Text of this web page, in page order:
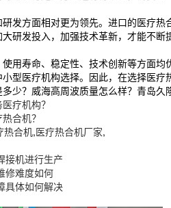
方面相对更为领先。进口的医疗热
研发投入，加强技术革新，才能不断
寿命、稳定性、技术创新等方面均
型医疗机构选择。因此，在选择医
少？威海高周波质量怎么样？青岛
疗机构？
合机？
热合机,医疗热合机厂家,
接机进行生产
修难度如何
具体如何解决